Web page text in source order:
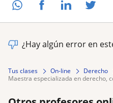
¿Hay algún error en
Tus clases On-line
Derecho
maestra especializada en derecho,